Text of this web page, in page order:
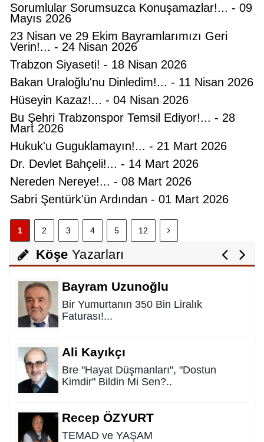
Sorumlular Sorumsuzca Konuşamazlar!... - 09
Mayıs 2026
23 Nisan ve 29 Ekim Bayramlarımızı Geri
Verin!... - 24 Nisan 2026
Trabzon Siyaseti! - 18 Nisan 2026
Bakan Uraloğlu'nu Dinledim!... - 11 Nisan 2026
Hüseyin Kazaz!... - 04 Nisan 2026
Bu Şehri Trabzonspor Temsil Ediyor!... - 28
Mart 2026
Hukuk'u Guguklamayın!... - 21 Mart 2026
Dr. Devlet Bahçeli!... - 14 Mart 2026
Nereden Nereye!... - 08 Mart 2026
Sabri Şentürk'ün Ardından - 01 Mart 2026
1 2 3 4 5 12
Köşe Yazarları
Hüseyin KURT
Atatürk'ün Adıyla, Üniter Devletin
Temelleriyle Oynanamaz
Feyzullah Akçay ANIL
Yolun Raconu!...
Bayram Uzunoğlu
Bir Yumurtanın 350 Bin Liralık
Faturası!...
Ali Kayıkçı
Bre "Hayat Düşmanları", "Dostun
Kimdir" Bildin Mi Sen?..
Recep ÖZYURT
TEMAD ve YAŞAM